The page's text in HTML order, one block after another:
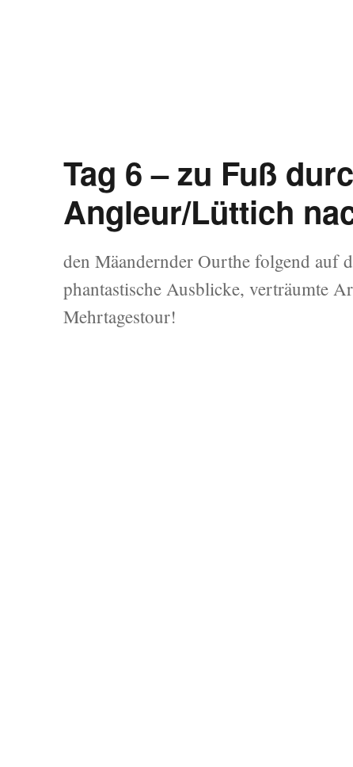
Tag 6 – zu Fuß
Angleur/Lüttich
den Mäandernder Ourthe folgend auf
phantastische Ausblicke, verträumte
Mehrtagestour!